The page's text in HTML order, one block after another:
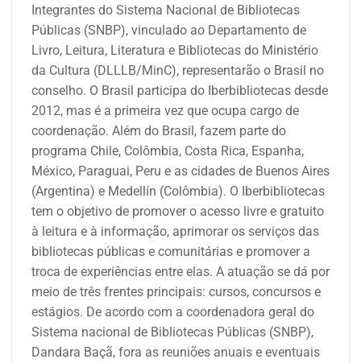
Integrantes do Sistema Nacional de Bibliotecas
Públicas (SNBP), vinculado ao Departamento de
Livro, Leitura, Literatura e Bibliotecas do Ministério
da Cultura (DLLLB/MinC), representarão o Brasil no
conselho. O Brasil participa do Iberbibliotecas desde
2012, mas é a primeira vez que ocupa cargo de
coordenação. Além do Brasil, fazem parte do
programa Chile, Colômbia, Costa Rica, Espanha,
México, Paraguai, Peru e as cidades de Buenos Aires
(Argentina) e Medellín (Colômbia). O Iberbibliotecas
tem o objetivo de promover o acesso livre e gratuito
à leitura e à informação, aprimorar os serviços das
bibliotecas públicas e comunitárias e promover a
troca de experiências entre elas. A atuação se dá por
meio de três frentes principais: cursos, concursos e
estágios. De acordo com a coordenadora geral do
Sistema nacional de Bibliotecas Públicas (SNBP),
Dandara Baçã, fora as reuniões anuais e eventuais